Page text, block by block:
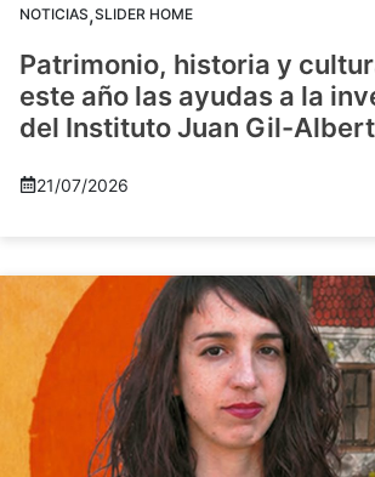
NOTICIAS,SLIDER HOME
Patrimonio, historia y
este año las ayudas a la
del Instituto Juan Gil-Albert
21/07/2026